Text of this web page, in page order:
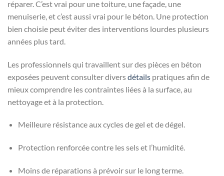
réparer. C’est vrai pour une toiture, une façade, une
menuiserie, et c’est aussi vrai pour le béton. Une protection
bien choisie peut éviter des interventions lourdes plusieurs
années plus tard.
Les professionnels qui travaillent sur des pièces en béton
exposées peuvent consulter diversdétails pratiques afin de
mieux comprendre les contraintes liées à la surface, au
nettoyage et à la protection.
Meilleure résistance aux cycles de gel et de dégel.
Protection renforcée contre les sels et l’humidité.
Moins de réparations à prévoir sur le long terme.